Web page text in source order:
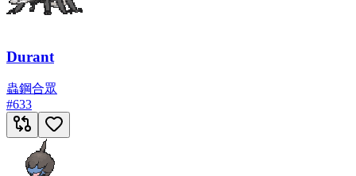
Durant
蟲鋼合眾
#633